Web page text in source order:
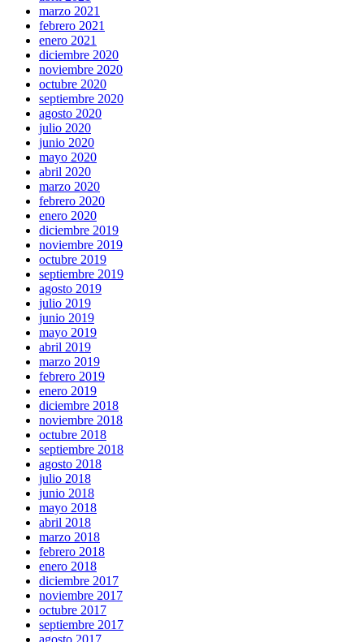
marzo 2021
febrero 2021
enero 2021
diciembre 2020
noviembre 2020
octubre 2020
septiembre 2020
agosto 2020
julio 2020
junio 2020
mayo 2020
abril 2020
marzo 2020
febrero 2020
enero 2020
diciembre 2019
noviembre 2019
octubre 2019
septiembre 2019
agosto 2019
julio 2019
junio 2019
mayo 2019
abril 2019
marzo 2019
febrero 2019
enero 2019
diciembre 2018
noviembre 2018
octubre 2018
septiembre 2018
agosto 2018
julio 2018
junio 2018
mayo 2018
abril 2018
marzo 2018
febrero 2018
enero 2018
diciembre 2017
noviembre 2017
octubre 2017
septiembre 2017
agosto 2017